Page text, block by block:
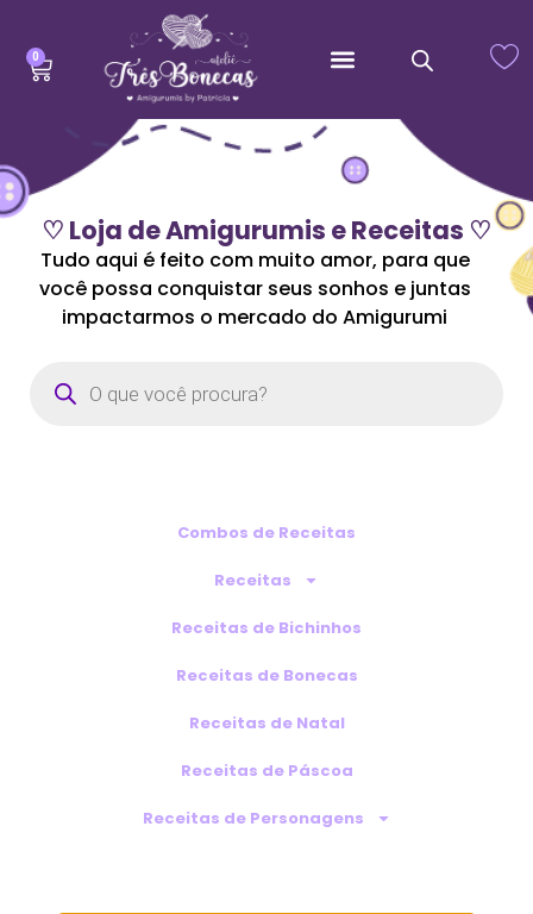
0
♡ Loja de Amigurumis e Receitas ♡
Tudo aqui é feito com muito amor, para que
você possa conquistar seus sonhos e juntas
impactarmos o mercado do Amigurumi
Combos de Receitas
Receitas
Receitas de Bichinhos
Receitas de Bonecas
Receitas de Natal
Receitas de Páscoa
Receitas de Personagens